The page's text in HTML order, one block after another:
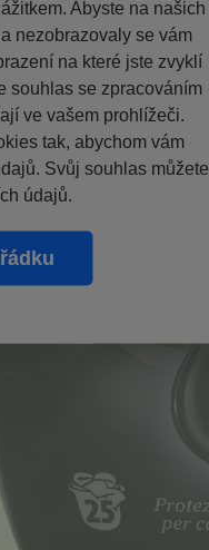
Abyste na našich
nezobrazovaly se vám
na které jste zvyklí
souhlas se zpracováním
ve vašem prohlížeči.
tak, abychom vám
Svůj souhlas můžete
údajů.